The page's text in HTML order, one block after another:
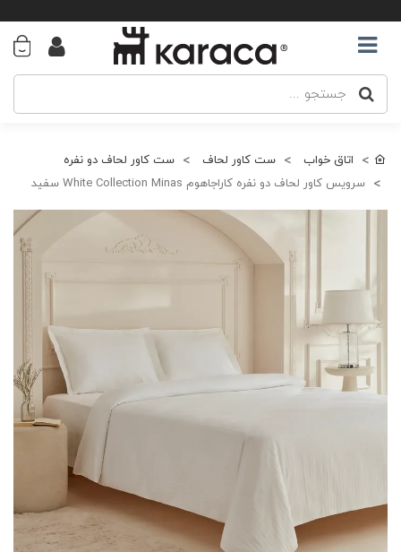
اتاق خواب ست کاور لحاف
ست کاور لحاف دو نفره
سرویس کاور لحاف دو نفره کاراجاهوم White Collection Minas سفید